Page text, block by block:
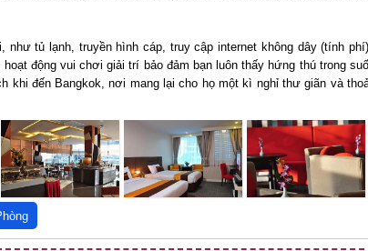
tủ lạnh, truyền hình cáp, truy cập internet không dây (tính
động vui chơi giải trí bảo đảm bạn luôn thấy hứng thú trong
khi đến Bangkok, nơi mang lại cho họ một kì nghỉ thư giãn và